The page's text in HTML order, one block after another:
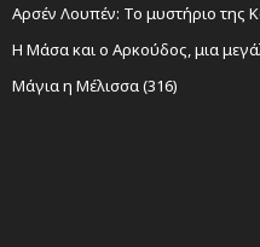
Αρσέν Λουπέν: Το μυστήριο της
Η Μάσα και ο Αρκούδος, μια
Μάγια η Μέλισσα (316)